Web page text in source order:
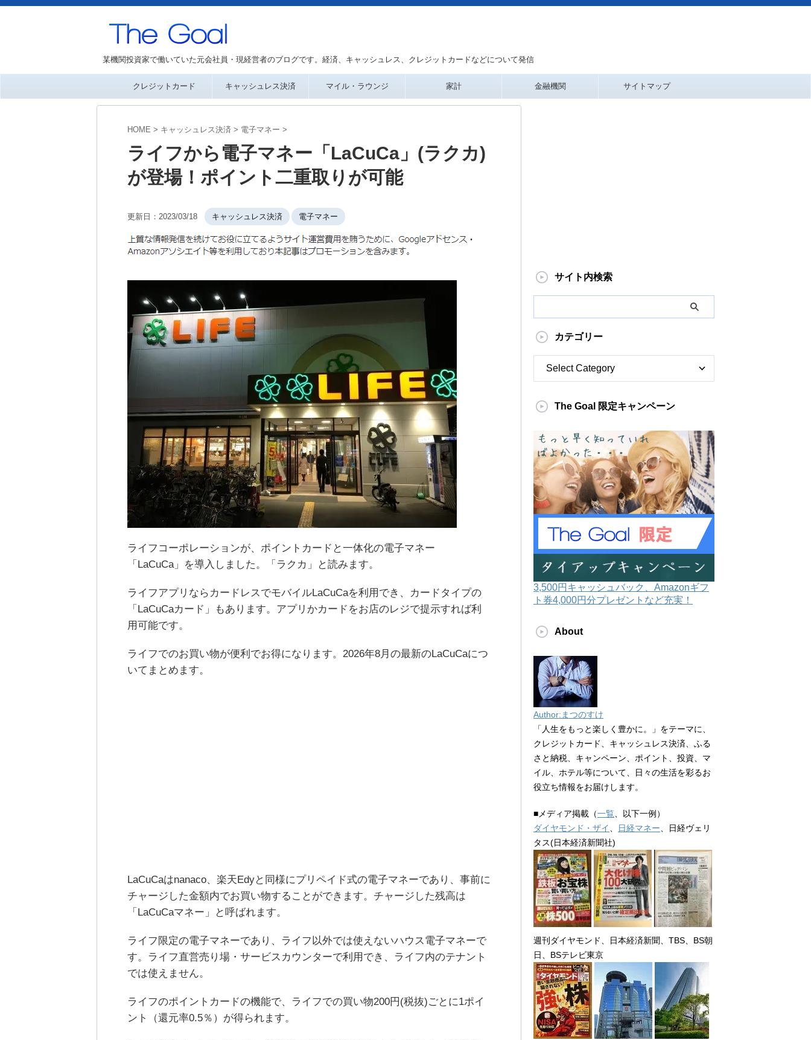
某機関投資家で働いていた元会社員・現経営者のブログです。経済、キャッシュレス、クレジットカードなどについて発信
クレジットカード キャッシュレス決済 マイル・ラウンジ 家計 金融機関 サイトマップ
HOME > キャッシュレス決済 > 電子マネー >
ライフから電子マネー「LaCuCa」(ラクカ)
が登場！ポイント二重取りが可能
更新日： 2023/03/18 キャッシュレス決済 電子マネー
ライフコーポレーションが、ポイントカードと一体化の電子マネー
「LaCuCa」を導入しました。「ラクカ」と読みます。
ライフアプリならカードレスでモバイルLaCuCaを利用でき、カードタイプの
「LaCuCaカード」もあります。アプリかカードをお店のレジで提示すれば利
用可能です。
ライフでのお買い物が便利でお得になります。2026年8月の最新のLaCuCaにつ
いてまとめます。
LaCuCaはnanaco、楽天Edyと同様にプリペイド式の電子マネーであり、事前に
チャージした金額内でお買い物することができます。チャージした残高は
「LaCuCaマネー」と呼ばれます。
ライフ限定の電子マネーであり、ライフ以外では使えないハウス電子マネーで
す。ライフ直営売り場・サービスカウンターで利用でき、ライフ内のテナント
では使えません。
ライフのポイントカードの機能で、ライフでの買い物200円(税抜)ごとに1ポイ
ント（還元率0.5％）が得られます。
サイト内検索
カテゴリー
The Goal 限定キャンペーン
3,500円キャッシュバック、Amazonギフ
ト券4,000円分プレゼントなど充実！
About
Author:まつのすけ
「人生をもっと楽しく豊かに。」をテーマに、
クレジットカード、キャッシュレス決済、ふる
さと納税、キャンペーン、ポイント、投資、マ
イル、ホテル等について、日々の生活を彩るお
役立ち情報をお届けします。
■メディア掲載（一覧 、以下一例）
ダイヤモンド・ザイ
日経マネー 、日経ヴェリ
タス(日本経済新聞社)
週刊ダイヤモンド、日本経済新聞、TBS、BS朝
日、BSテレビ東京